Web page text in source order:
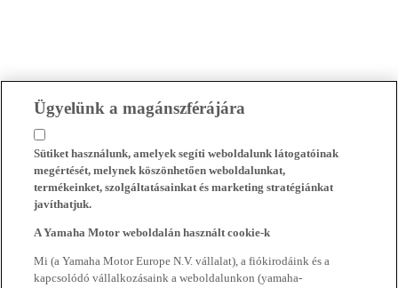
Ügyelünk a magánszférájára
Sütiket használunk, amelyek segíti weboldalunk látogatóinak
megértését, melynek köszönhetően weboldalunkat,
termékeinket, szolgáltatásainkat és marketing stratégiánkat
javíthatjuk.
A Yamaha Motor weboldalán használt cookie-k
Mi (a Yamaha Motor Europe N.V. vállalat), a fiókirodáink és a
kapcsolódó vállalkozásaink a weboldalunkon (yamaha-